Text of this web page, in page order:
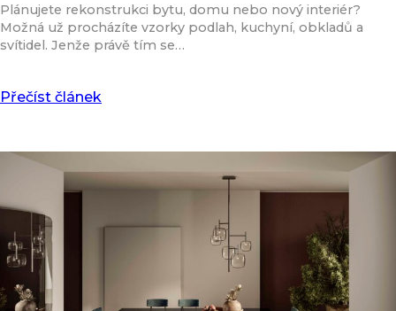
Plánujete rekonstrukci bytu, domu nebo nový interiér?
Možná už procházíte vzorky podlah, kuchyní, obkladů a
svítidel. Jenže právě tím se…
Přečíst článek